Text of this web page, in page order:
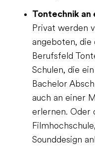
Tontechnik an
Privat werden
angeboten, die
Berufsfeld
Schulen, die
Bachelor
auch an einer
erlernen. Oder
Sounddesign